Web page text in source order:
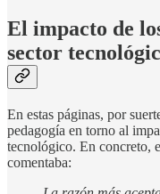
El impacto de
sector
En estas páginas, por
pedagogía en torno al
tecnológico. En concreto,
comentaba: